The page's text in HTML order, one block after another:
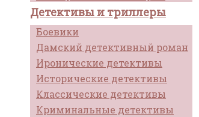
Детективы и триллеры
Боевики
Дамский детективный роман
Иронические детективы
Исторические детективы
Классические детективы
Криминальные детективы